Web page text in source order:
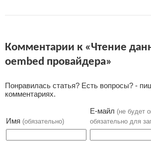
Комментарии к «Чтение
oembed провайдера»
Понравилась статья? Есть вопросы? -
комментариях.
Имя (обязательно)
Е-майл (не будет
обязательно для